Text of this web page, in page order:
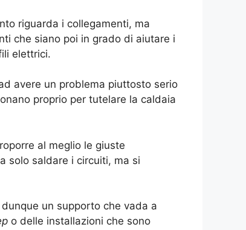
riguarda i collegamenti, ma
che siano poi in grado di aiutare i
elettrici.
avere un problema piuttosto serio
proprio per tutelare la caldaia
al meglio le giuste
solo saldare i circuiti, ma si
un supporto che vada a
o delle installazioni che sono